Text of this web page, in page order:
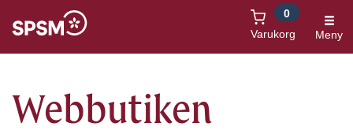
Varukorg
0
Meny
Webbutiken